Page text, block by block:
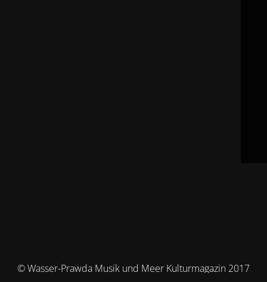
© Wasser-Prawda Musik und Meer Kulturmagazin 2017